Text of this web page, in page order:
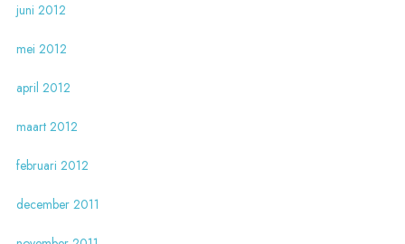
juni 2012
mei 2012
april 2012
maart 2012
februari 2012
december 2011